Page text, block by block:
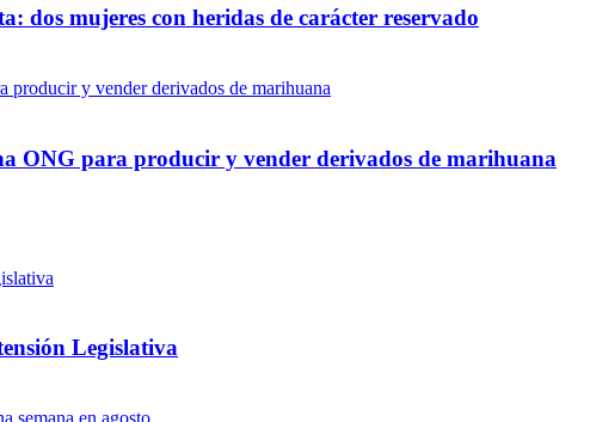
dos mujeres con heridas de carácter reservado
ONG para producir y vender derivados de marihuana
Legislativa